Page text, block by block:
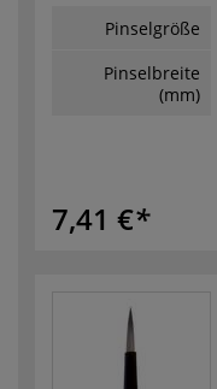
Pinselgröße
Pinselbreite
(mm)
7,41 €